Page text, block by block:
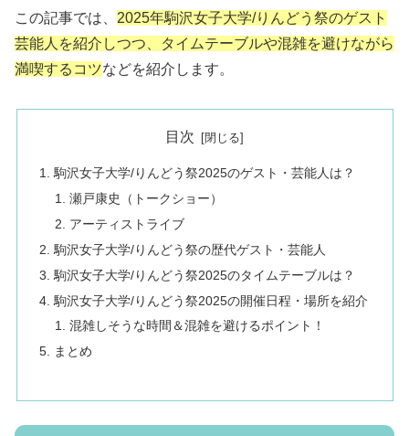
この記事では、 2025年駒沢女子大学/りんどう祭のゲスト
芸能人を紹介しつつ、タイムテーブルや混雑を避けながら
満喫するコツなどを紹介します。
目次
駒沢女子大学/りんどう祭2025のゲスト・芸能人は？
瀬戸康史（トークショー）
アーティストライブ
駒沢女子大学/りんどう祭の歴代ゲスト・芸能人
駒沢女子大学/りんどう祭2025のタイムテーブルは？
駒沢女子大学/りんどう祭2025の開催日程・場所を紹介
混雑しそうな時間＆混雑を避けるポイント！
まとめ